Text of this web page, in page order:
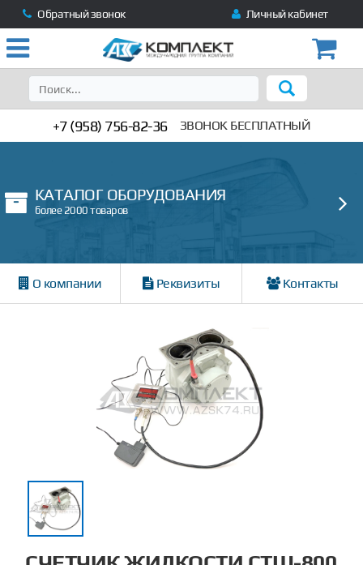
Обратный звонок Личный кабинет
+7 (958) 756-82-36 ЗВОНОК БЕСПЛАТНЫЙ
КАТАЛОГ ОБОРУДОВАНИЯ
более 2000 товаров
О компании Реквизиты Контакты